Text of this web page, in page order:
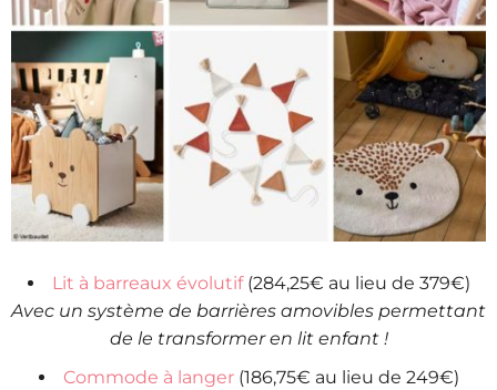
Lit à barreaux évolutif(284,25€ au lieu de 379€)
Avec un système de barrières amovibles permettant
de le transformer en lit enfant !
Commode à langer(186,75€ au lieu de 249€)